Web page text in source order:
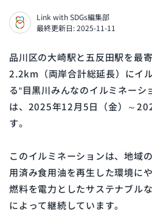
Link with SDGs編集部
最終更新日: 2025-11-11
品川区の大崎駅と五反田駅を最
2.2km（両岸合計総延長）にイ
る“目黒川みんなのイルミネーシ
は、2025年12月5日（金）～
す。
このイルミネーションは、地域
用済み食用油を再生した環境に
燃料を電力としたサステナブル
によって継続しています。